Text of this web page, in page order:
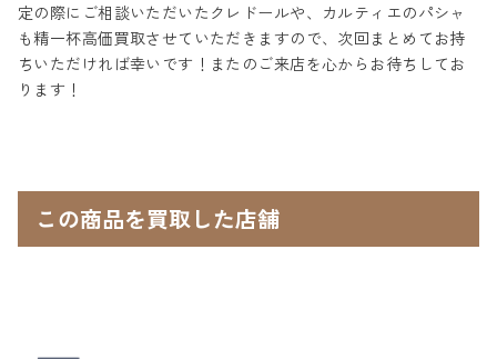
定の際にご相談いただいたクレドールや、カルティエのパシャ
も精一杯高価買取させていただきますので、次回まとめてお持
ちいただければ幸いです！またのご来店を心からお待ちしてお
ります！
この商品を買取した店舗